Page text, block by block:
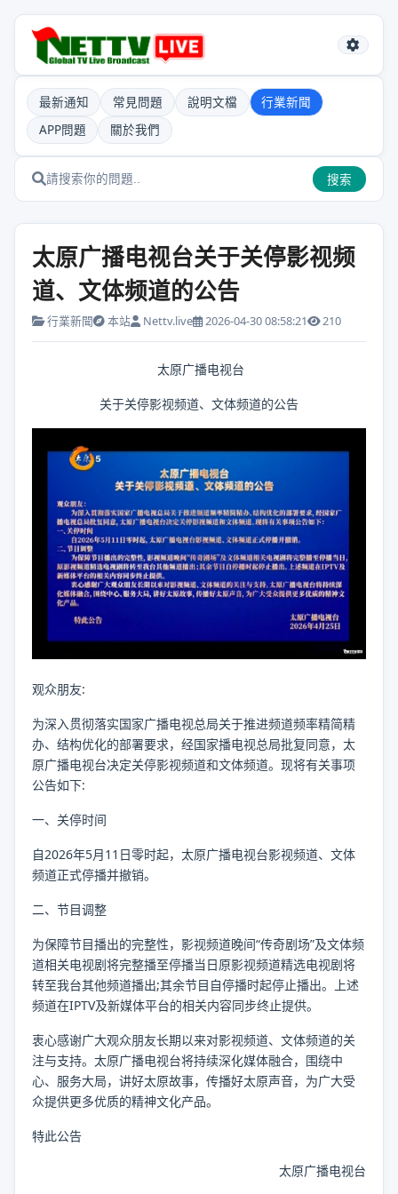
最新通知 常見問題 說明文檔
行業新聞
APP問題
關於我們
搜索
太原广播电视台关于关停影视频
道、文体频道的公告
行業新聞 本站 Nettv.live 2026-04-30 08:58:21 210
太原广播电视台
关于关停影视频道、文体频道的公告
观众朋友:
为深入贯彻落实国家广播电视总局关于推进频道频率精简精
办、结构优化的部署要求，经国家播电视总局批复同意，太
原广播电视台决定关停影视频道和文体频道。现将有关事项
公告如下:
一、关停时间
自2026年5月11日零时起，太原广播电视台影视频道、文体
频道正式停播并撤销。
二、节目调整
为保障节目播出的完整性，影视频道晚间“传奇剧场”及文体频
道相关电视剧将完整播至停播当日原影视频道精选电视剧将
转至我台其他频道播出;其余节目自停播时起停止播出。上述
频道在IPTV及新媒体平台的相关内容同步终止提供。
衷心感谢广大观众朋友长期以来对影视频道、文体频道的关
注与支持。太原广播电视台将持续深化媒体融合，围绕中
心、服务大局，讲好太原故事，传播好太原声音，为广大受
众提供更多优质的精神文化产品。
特此公告
太原广播电视台